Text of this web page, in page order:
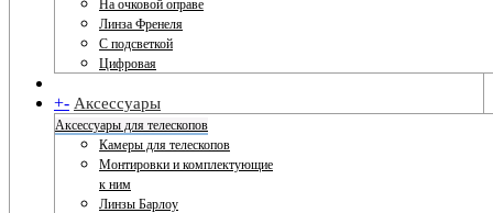
На очковой оправе
Линза Френеля
С подсветкой
Цифровая
+- Аксессуары
Аксессуары для телескопов
Камеры для телескопов
Монтировки и комплектующие
к ним
Линзы Барлоу